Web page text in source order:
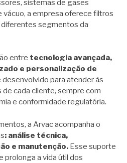
sistemas de gases
vácuo, a empresa oferece filtros
segmentos da
entre tecnologia avançada,
e personalização de
desenvolvido para atender às
cada cliente, sempre com
e conformidade regulatória.
a Arvac acompanha o
: análise técnica,
e manutenção. Esse suporte
prolonga a vida útil dos